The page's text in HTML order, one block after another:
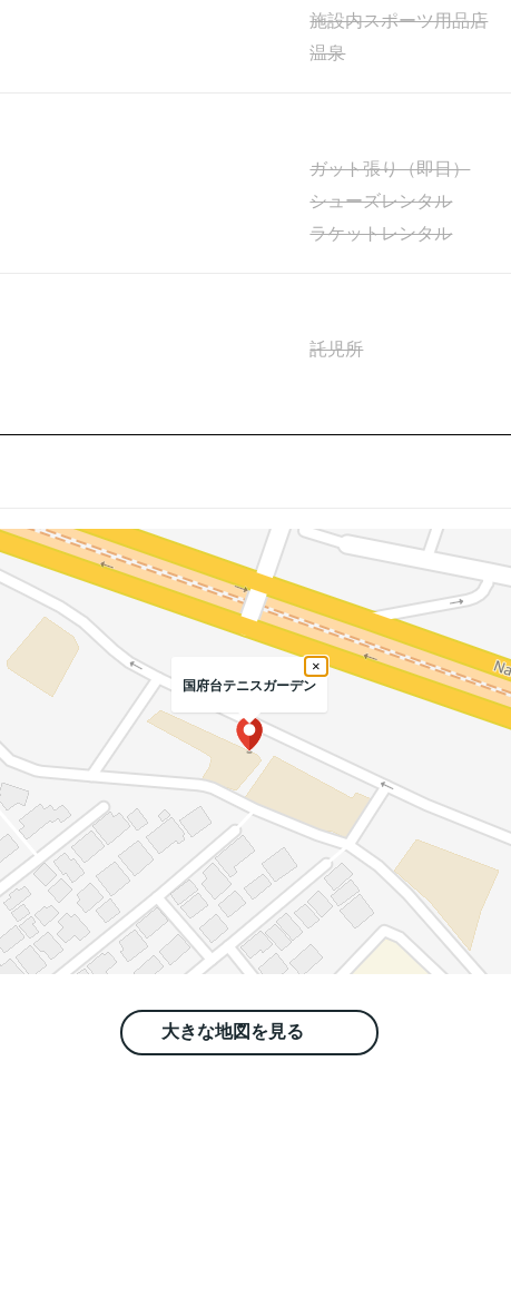
施設内スポーツ用品店
温泉
ガット張り（即日）
シューズレンタル
ラケットレンタル
託児所
国府台テニスガーデン
×
大きな地図を見る